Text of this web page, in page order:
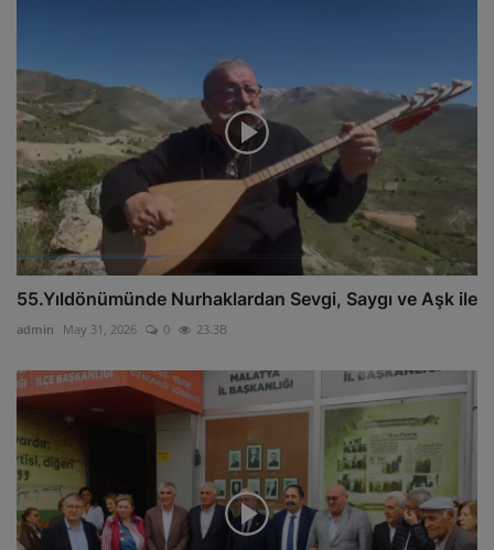
55.Yıldönümünde Nurhaklardan Sevgi, Saygı ve Aşk ile
admin May 31, 2026 0 23.3B